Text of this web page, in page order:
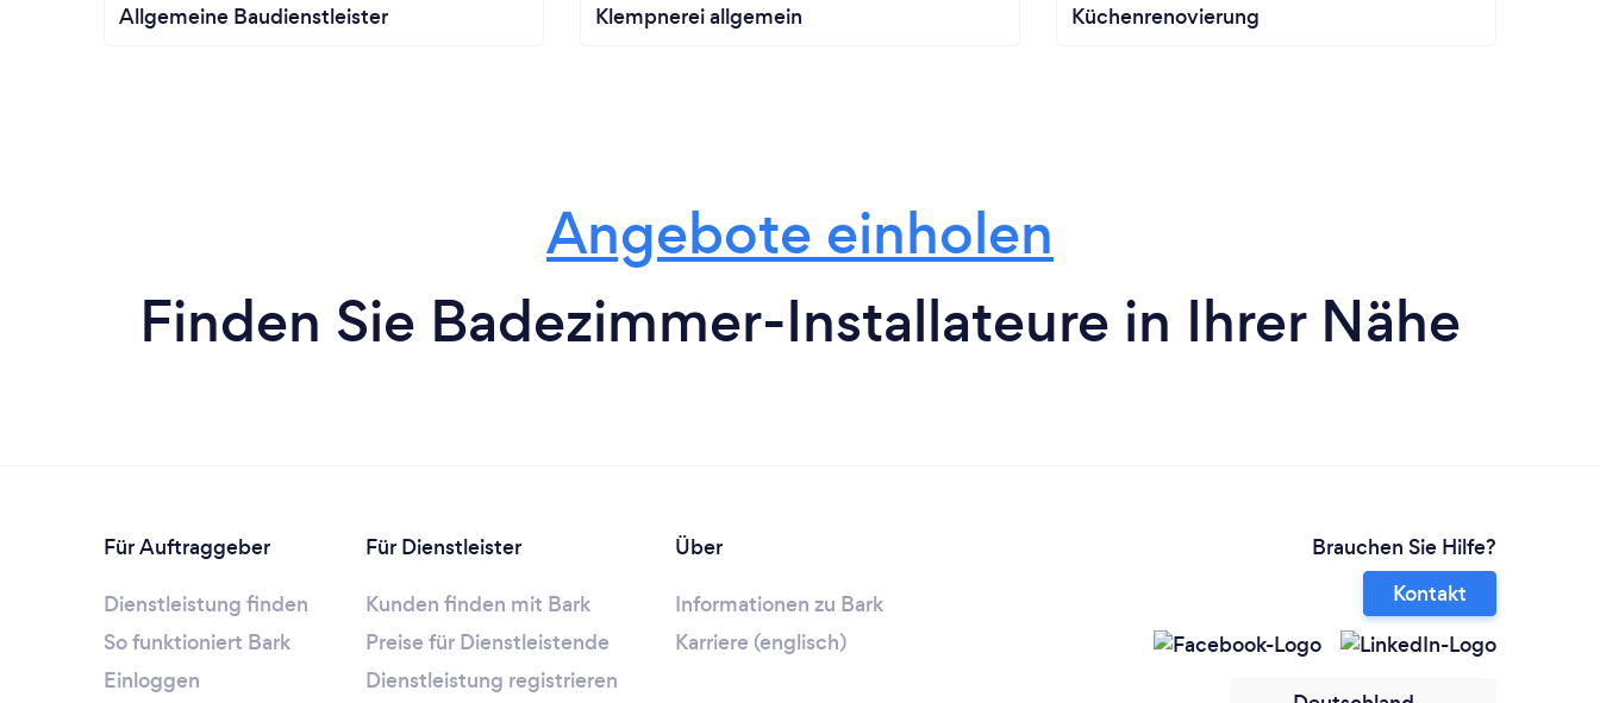
Allgemeine Baudienstleister Klempnerei allgemein Küchenrenovierung
Angebote einholen
Finden Sie Badezimmer-Installateure in Ihrer Nähe
Für Auftraggeber
Dienstleistung finden
So funktioniert Bark
Einloggen
Für Dienstleister
Kunden finden mit Bark
Preise für Dienstleistende
Dienstleistung registrieren
Über
Informationen zu Bark
Karriere (englisch)
Brauchen Sie Hilfe?
Kontakt